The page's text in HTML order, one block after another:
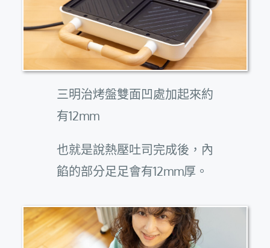
三明治烤盤雙面凹處加起來約
有12mm
也就是說熱壓吐司完成後，內
餡的部分足足會有12mm厚。